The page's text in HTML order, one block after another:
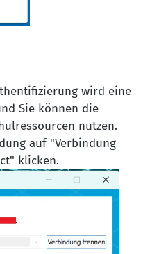
wird eine
Sie können die
nutzen.
auf "Verbindung
klicken.